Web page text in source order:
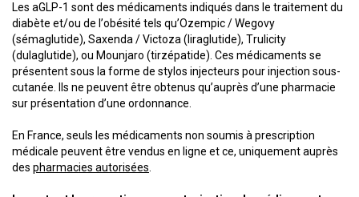
Les aGLP-1 sont des médicaments indiqués dans le traitement du
diabète et/ou de l’obésité tels qu’Ozempic / Wegovy
(sémaglutide), Saxenda / Victoza (liraglutide), Trulicity
(dulaglutide), ou Mounjaro (tirzépatide). Ces médicaments se
présentent sous la forme de stylos injecteurs pour injection sous-
cutanée. Ils ne peuvent être obtenus qu’auprès d’une pharmacie
sur présentation d’une ordonnance.
En France, seuls les médicaments non soumis à prescription
médicale peuvent être vendus en ligne et ce, uniquement auprès
des pharmacies autorisées